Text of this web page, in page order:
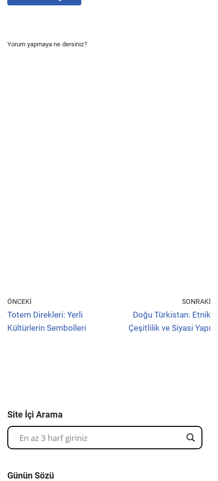
Yorum yapmaya ne dersiniz?
ÖNCEKI
Totem Direkleri: Yerli
Kültürlerin Sembolleri
SONRAKI
Doğu Türkistan: Etnik
Çeşitlilik ve Siyasi Yapı
Site İçi Arama
Günün Sözü